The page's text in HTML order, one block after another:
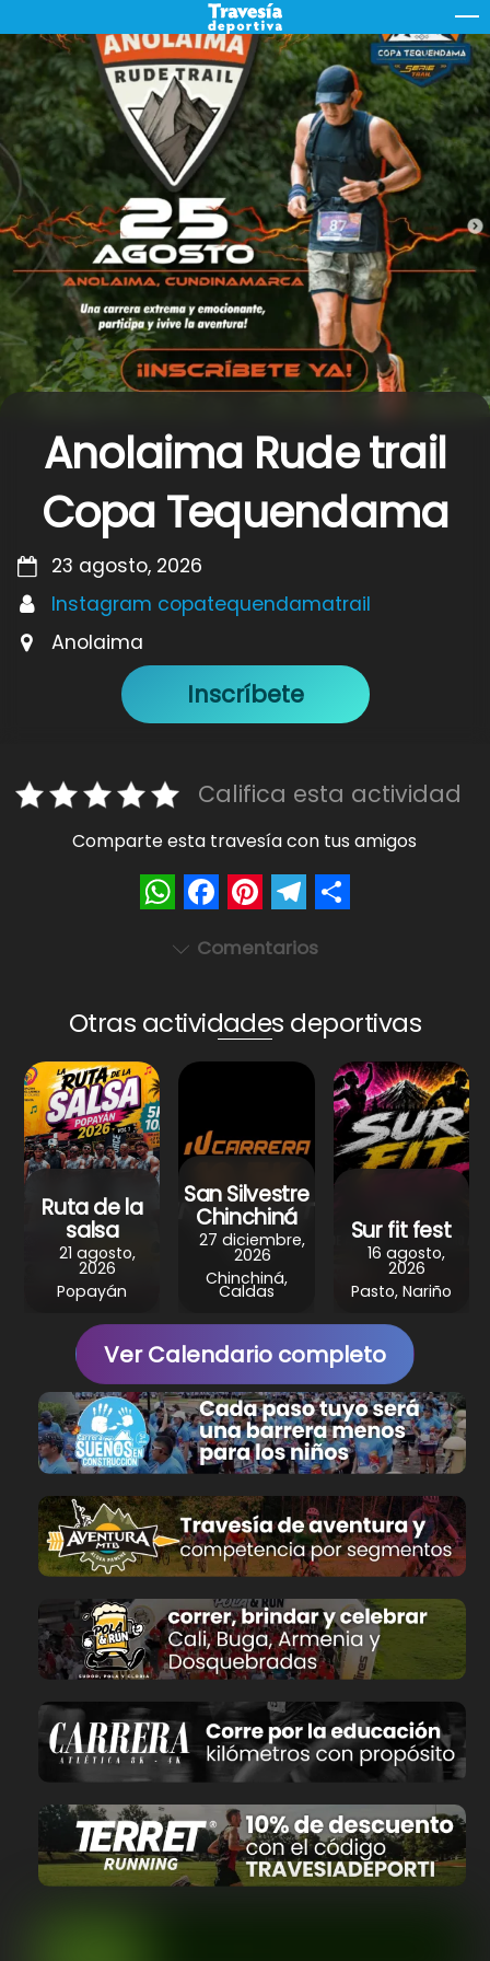
to
content
Anolaima Rude trail
Copa Tequendama
23 agosto, 2026
Instagram copatequendamatrail
Anolaima
Inscríbete
Califica esta actividad
Comparte esta travesía con tus amigos
W
h
t
s
A
p
p
F
a
e
b
o
k
P
i
t
e
e
s
t
T
e
e
g
a
m
S
r
e
Comentarios
Otras actividades deportivas
Ruta de la
salsa
21 agosto,
2026
Popayán
San Silvestre
Chinchiná
27 diciembre,
2026
Chinchiná,
Caldas
Sur fit fest
16 agosto,
2026
Pasto, Nariño
Ver Calendario completo